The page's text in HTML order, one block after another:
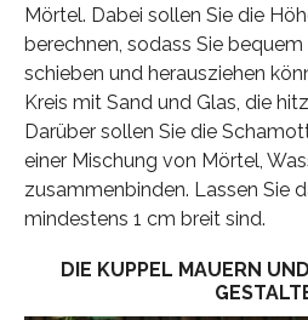
Mörtel. Dabei sollen Sie die
berechnen, sodass Sie
schieben und herausziehen
Kreis mit Sand und Glas, die
Darüber sollen Sie die
einer Mischung von Mörtel,
zusammenbinden. Lassen Sie
mindestens 1 cm breit sind.
DIE KUPPEL MAUERN